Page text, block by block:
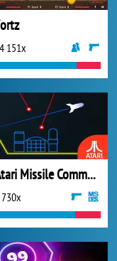
151x
Atari Missile Command